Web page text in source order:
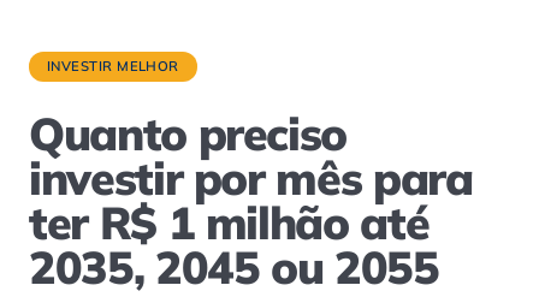
INVESTIR MELHOR
Quanto preciso
investir por mês para
ter R$ 1 milhão até
2035, 2045 ou 2055